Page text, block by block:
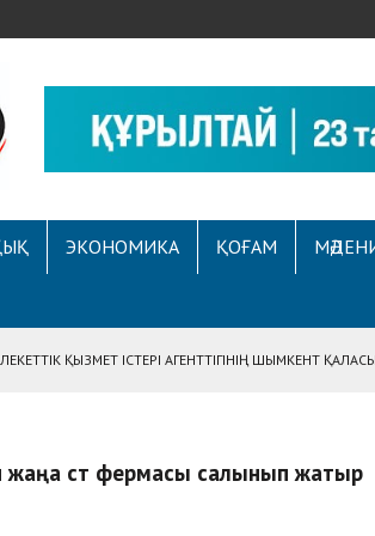
ЭКОНОМИКА ҚОҒАМ
ҚЫЗМЕТ ІСТЕРІ АГЕНТТІГІНІҢ ШЫМКЕНТ
САУАТТЫЛЫҚ МӘСЕЛЕЛЕРІ ТАЛҚЫЛАНДЫ
СҰХБАТ БЕРІЛДІ
жаңа сүт фермасы салынып жатыр